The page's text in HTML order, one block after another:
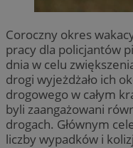
Coroczny okres
pracy dla policjantów
dnia w celu
drogi wyjeżdżało ich
drogowego w całym
byli zaangażowani
drogach. Głównym
liczby wypadków i